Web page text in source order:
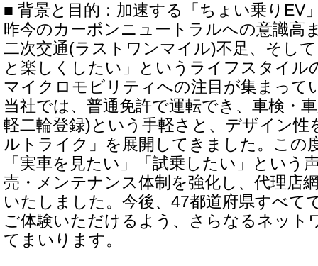
■ 背景と目的：加速する「ちょい乗りEV
昨今のカーボンニュートラルへの意識高
二次交通(ラストワンマイル)不足、そし
と楽しくしたい」というライフスタイル
マイクロモビリティへの注目が集まって
当社では、普通免許で運転でき、車検・
軽二輪登録)という手軽さと、デザイン性
ルトライク」を展開してきました。この
「実車を見たい」「試乗したい」という
売・メンテナンス体制を強化し、代理店
いたしました。今後、47都道府県すべて
ご体験いただけるよう、さらなるネット
てまいります。